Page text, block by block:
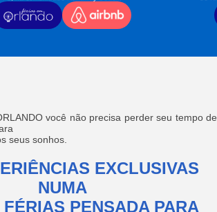
você não precisa perder seu tempo de
seus sonhos.
EXCLUSIVAS
NUMA
PENSADA PARA